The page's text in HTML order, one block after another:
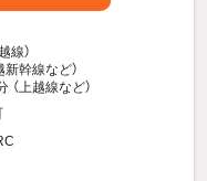
線）
新幹線など）
（上越線など）